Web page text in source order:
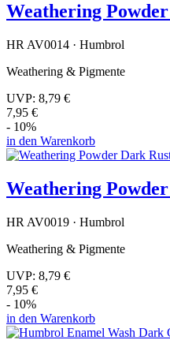
Weathering
HR AV0014 · Humbrol
Weathering & Pigmente
UVP: 8,79 €
7,95 €
- 10%
in den Warenkorb
Weathering
HR AV0019 · Humbrol
Weathering & Pigmente
UVP: 8,79 €
7,95 €
- 10%
in den Warenkorb